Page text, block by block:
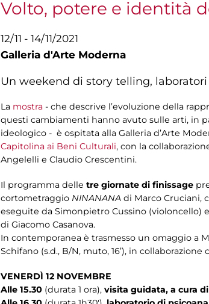
Volto, potere e identità
12/11 - 14/11/2021
Galleria d'Arte Moderna
Un weekend di story telling,
La mostra - che descrive l’evoluzione della
questi cambiamenti hanno avuto sulle arti, in
ideologico - è ospitata alla Galleria d’Arte
Capitolina ai Beni Culturali, con la
Angelelli e Claudio Crescentini.
Il programma delle tre giornate di finissage
cortometraggio NINANANA di Marco Cruciani,
eseguite da Simonpietro Cussino (violoncello)
di Giacomo Casanova.
In contemporanea è trasmesso un omaggio a
Schifano (s.d., B/N, muto, 16’), in
VENERDÌ 12 NOVEMBRE
Alle 15.30 (durata 1 ora), visita guidata, a cura